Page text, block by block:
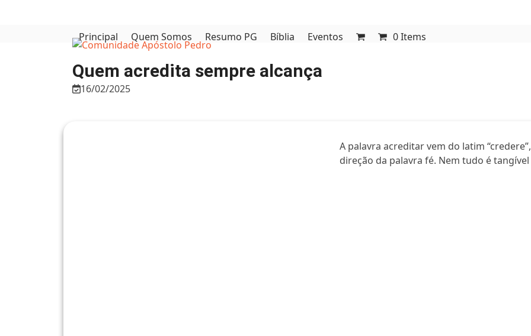
Principal
Quem Somos Resumo PG Bíblia Eventos 0 Items
Quem acredita sempre alcança
16/02/2025
A palavra acreditar vem do latim
direção da palavra fé. Nem tudo é